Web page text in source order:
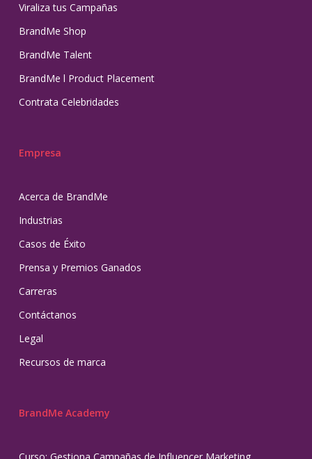
Viraliza tus Campañas
BrandMe Shop
BrandMe Talent
BrandMe l Product Placement
Contrata Celebridades
Empresa
Acerca de BrandMe
Industrias
Casos de Éxito
Prensa y Premios Ganados
Carreras
Contáctanos
Legal
Recursos de marca
BrandMe Academy